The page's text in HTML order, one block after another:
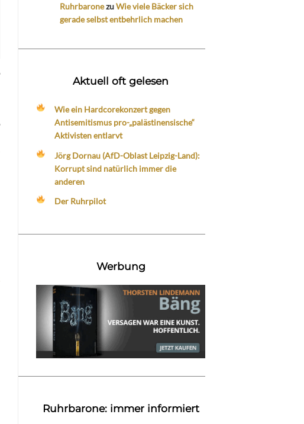
RuhrbaronezuWie viele Bäcker sich
gerade selbst entbehrlich machen
Aktuell oft gelesen
Wie ein Hardcorekonzert gegen
Antisemitismus pro-„palästinensische“
Aktivisten entlarvt
Jörg Dornau (AfD-Oblast Leipzig-Land):
Korrupt sind natürlich immer die
anderen
Der Ruhrpilot
Werbung
Ruhrbarone: immer informiert